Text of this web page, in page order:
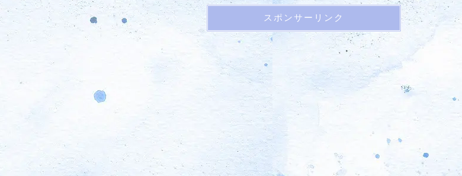
スポンサーリンク